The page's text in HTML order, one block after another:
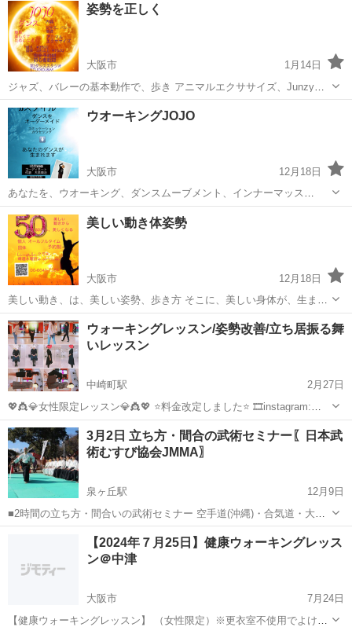
姿勢を正しく
大阪市
1月14日
ジャズ、バレーの基本動作で、歩き アニマルエクササイズ、Junzyオ
リジナル 体幹を、鍛え、美しいからだづくり。 http://www.studioj-
m.com
大阪 大阪市 ウォーキング
ウオーキングJOJO
大阪市
12月18日
あなたを、ウオーキング、ダンスムーブメント、インナーマッス
ル、、、 コーディネートします。 まずは、ご相談下さいませ。
http://www.studioj-m.com
大阪 大阪市 ウォーキング インナーマッスル
美しい動き体姿勢
大阪市
12月18日
美しい動き、は、美しい姿勢、歩き方 そこに、美しい身体が、生まれ
ます。 ダンスムーブメントを、基本に！ 今から、50の準備、50から
の、羽ばたき！お気軽に、お問い合わせ下さい。 http://www.studioj-...
大阪 大阪市 ウォーキング 姿勢
ウォーキングレッスン/姿勢改善/立ち居振る舞
いレッスン
中崎町駅
2月27日
💖👸💎女性限定レッスン💎👸💖 ⭐️料金改定しました⭐️ 🎞instagram:
@kumoeri___826→連絡早いです 皆様いつも ありがとうございます😊
こんにちわ！こちらのページを 見て頂きありがとうございま...
大阪 大阪市 中崎町駅 ウォーキング レッスン
3月2日 立ち方・間合の武術セミナー〖日本武
術むすび協会JMMA〗
泉ヶ丘駅
12月9日
■2時間の立ち方・間合いの武術セミナー 空手道(沖縄)・合気道・大東
流・総合太極拳・居合道・形意拳 立ち方を初心～有段者まで 徹底して
その 口伝をワークで伝える(伝授)セミナー ■会場 三国丘教室...
泉ヶ丘駅 ウォーキング レッスン
【2024年７月25日】健康ウォーキングレッス
ン＠中津
大阪市
7月24日
【健康ウォーキングレッスン】 （女性限定）※更衣室不使用でよけれ